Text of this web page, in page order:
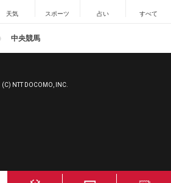
天気 スポーツ 占い すべて
中央競馬
(C) NTT DOCOMO, INC.